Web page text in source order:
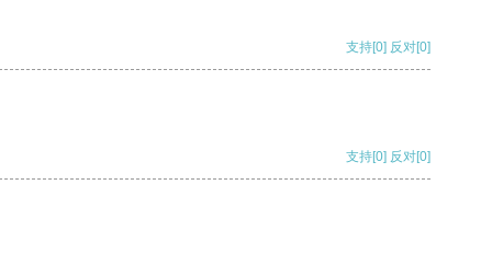
支持[0] 反对[0]
支持[0] 反对[0]